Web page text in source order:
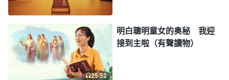
間作王掌權！我要歸來！我要離去！這是人所盼、是
人所望，我要讓所有的人都看見我日的到來，都喜迎
我日的到來！」
《話・卷一 神的顯現與作工・神向全宇的説話・第二十七
25:52
明白聰明童女的奥秘 我迎
接到主啦（有聲讀物）